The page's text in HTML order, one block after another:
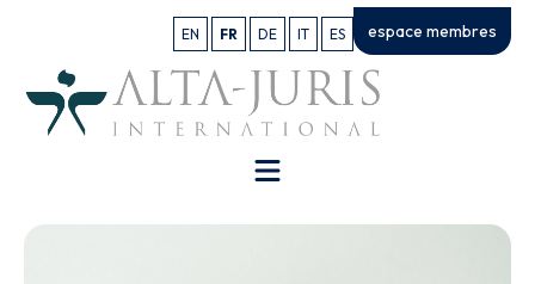
EN FR DE IT ES espace membres